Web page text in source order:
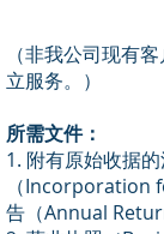
（非我公司现有
立服务。）
所需文件：
1. 附有原始收据
（Incorporation
告（Annual